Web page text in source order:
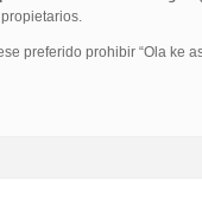
preferido prohibir “Ola ke